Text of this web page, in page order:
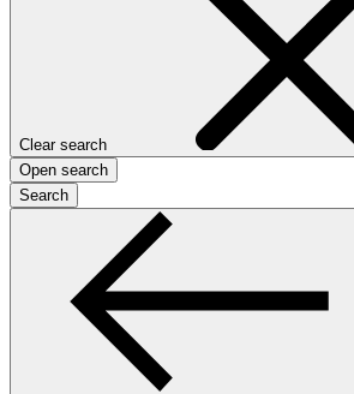
Clear search
Open search
Search